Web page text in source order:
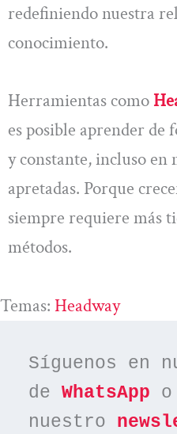
redefiniendo nuestra
conocimiento.
Herramientas como
es posible aprender
y constante, incluso en
apretadas. Porque
siempre requiere más
métodos.
Temas: Headway
Síguenos en
de WhatsApp
nuestro